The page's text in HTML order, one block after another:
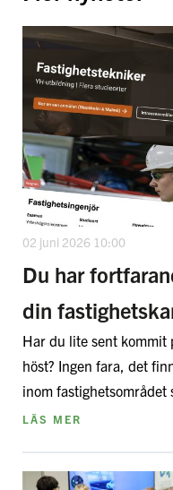
02 juni 2026 10:00
Du har
din
Har du lite sent kommit
höst? Ingen fara, det
inom fastighetsområdet
LÄS MER